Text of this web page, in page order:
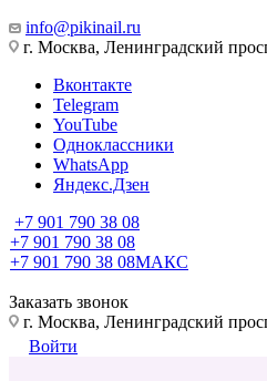
info@pikinail.ru
г. Москва, Ленинградский
Вконтакте
Telegram
YouTube
Одноклассники
WhatsApp
Яндекс.Дзен
+7 901 790 38 08
+7 901 790 38 08
+7 901 790 38 08МАКС
Заказать звонок
г. Москва, Ленинградский
Войти